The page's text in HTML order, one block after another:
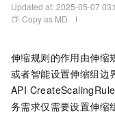
Updated at:2025-05-07
Copy as MD
伸缩规则的作用由伸缩
或者智能设置伸缩组边
API CreateScalingRule
务需求仅需要设置伸缩